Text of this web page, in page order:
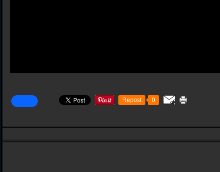
Repost 0